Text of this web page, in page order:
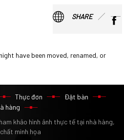
SHARE
have been moved, renamed, or
Thực đơn
Đặt bàn
hàng
khảo hình ảnh thực tế tại nhà hàng,
minh họa